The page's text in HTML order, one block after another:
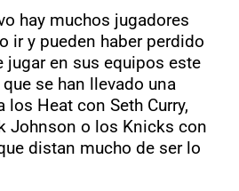
hay muchos jugadores
ir y pueden haber perdido
jugar en sus equipos este
se han llevado una
los Heat con Seth Curry,
Johnson o los Knicks con
distan mucho de ser lo